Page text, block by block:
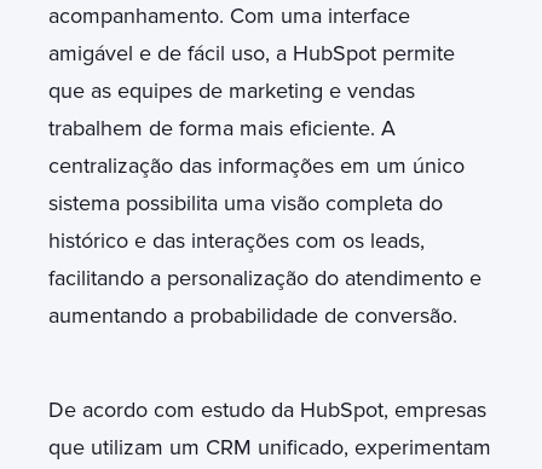
acompanhamento. Com uma interface
amigável e de fácil uso, a HubSpot permite
que as equipes de marketing e vendas
trabalhem de forma mais eficiente. A
centralização das informações em um único
sistema possibilita uma visão completa do
histórico e das interações com os leads,
facilitando a personalização do atendimento e
aumentando a probabilidade de conversão.
De acordo com estudo da HubSpot, empresas
que utilizam um CRM unificado, experimentam